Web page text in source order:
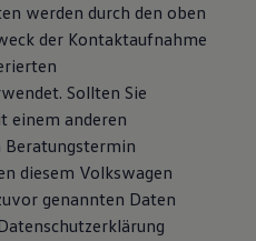
werden durch den oben
der Kontaktaufnahme
Sollten Sie
einem anderen
Beratungstermin
diesem Volkswagen
genannten Daten